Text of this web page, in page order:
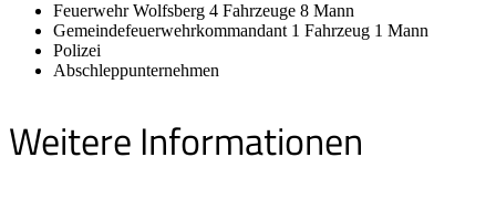
Feuerwehr Wolfsberg 4 Fahrzeuge 8 Mann
Gemeindefeuerwehrkommandant 1 Fahrzeug 1 Mann
Polizei
Abschleppunternehmen
Weitere Informationen